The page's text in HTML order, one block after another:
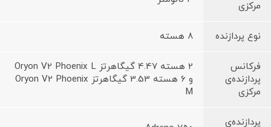
مرکزی
نوع پردازنده 8 هسته
فرکانس
پردازنده‌ی
مرکزی
2 هسته 4.47 گیگاهرتز Oryon V2 Phoenix L
و 6 هسته 3.53 گیگاهرتز Oryon V2 Phoenix
M
پردازنده‌ی